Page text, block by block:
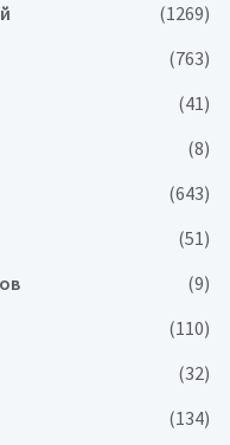
(1269)
(763)
(41)
(8)
(643)
(51)
(9)
(110)
(32)
(134)